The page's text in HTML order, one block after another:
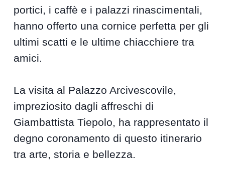
portici, i caffè e i palazzi rinascimentali,
hanno offerto una cornice perfetta per gli
ultimi scatti e le ultime chiacchiere tra
amici.
La visita al Palazzo Arcivescovile,
impreziosito dagli affreschi di
Giambattista Tiepolo, ha rappresentato il
degno coronamento di questo itinerario
tra arte, storia e bellezza.